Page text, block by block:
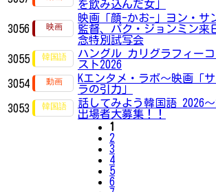
を飲み込んだ女」
3056
映画「顔-かお-」ヨン・サ
監督、パク・ジョンミン来
念特別試写会
3055
ハングル カリグラフィー
スト2026
3054
Kエンタメ・ラボ～映画「
ラの引力」
3053
話してみよう韓国語 2026～
出場者大募集！！
1
2
3
4
5
6